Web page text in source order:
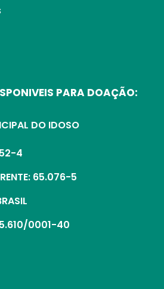
PARA DOAÇÃO:
DO IDOSO
4
65.076-5
0001-40